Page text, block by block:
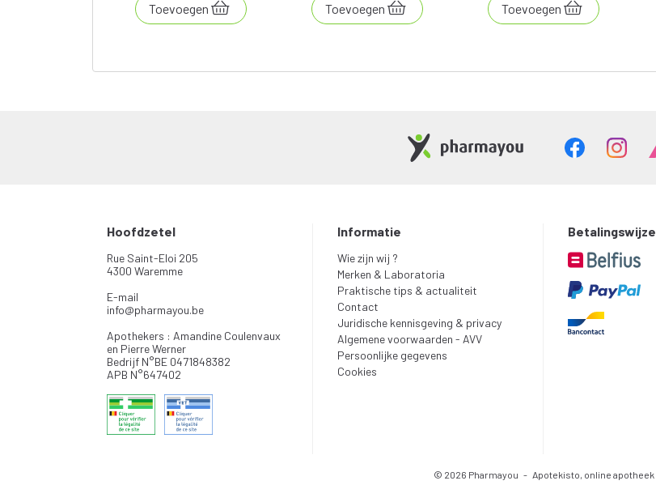
Toevoegen Toevoegen Toevoegen
Hoofdzetel
Rue Saint-Eloi 205
4300 Waremme
E-mail
info@pharmayou.be
Apothekers : Amandine Coulenvaux
en Pierre Werner
Bedrijf N°BE 0471848382
APB N°647402
Informatie
Wie zijn wij ?
Merken & Laboratoria
Praktische tips & actualiteit
Contact
Juridische kennisgeving & privacy
Algemene voorwaarden - AVV
Persoonlijke gegevens
Cookies
Betalingswijze
© 2026 Pharmayou - Apotekisto, online apotheek